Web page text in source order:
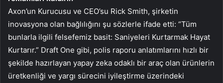
Axon’un Kurucusu ve CEO’su Rick Smith, şirketin
inovasyona olan bağlılığını şu sözlerle ifade etti: “Tüm
bunlarla ilgili felsefemiz basit: Saniyeleri Kurtarmak Hayat
Kurtarır.” Draft One gibi, polis raporu anlatımlarını hızlı bir
şekilde hazırlayan yapay zeka odaklı bir araç olan ürünlerin
üretkenliği ve yargı sürecini iyileştirme üzerindeki